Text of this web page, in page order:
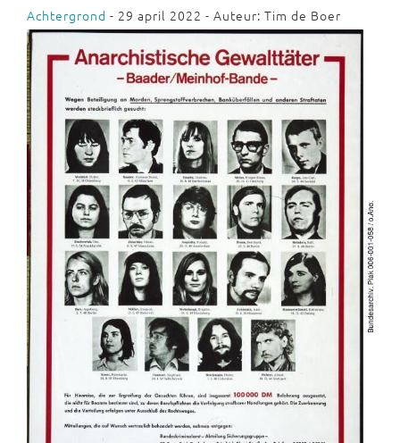
Achtergrond - 29 april 2022 - Auteur: Tim de Boer